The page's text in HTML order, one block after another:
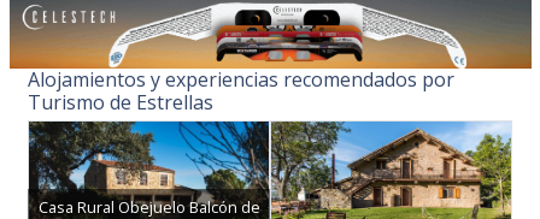
Alojamientos y experiencias recomendados por
Turismo de Estrellas
Casa Rural Obejuelo Balcón de